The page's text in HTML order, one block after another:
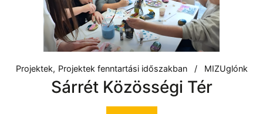
Projektek Projektek fenntartási időszakban MIZUglónk
Sárrét Közösségi Tér